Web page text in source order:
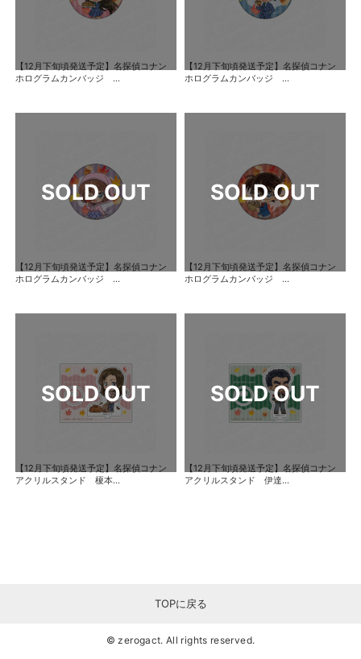
【12月下旬頃発送予定】名探偵コナン
ホログラムカンバッジ ...
【12月下旬頃発送予定】名探偵コナン
ホログラムカンバッジ ...
【12月下旬頃発送予定】名探偵コナン
ホログラムカンバッジ ...
【12月下旬頃発送予定】名探偵コナン
ホログラムカンバッジ ...
【12月下旬頃発送予定】名探偵コナン
アクリルスタンド 榎本...
【12月下旬頃発送予定】名探偵コナン
アクリルスタンド 伊達...
TOPに戻る
© zerogact. All rights reserved.